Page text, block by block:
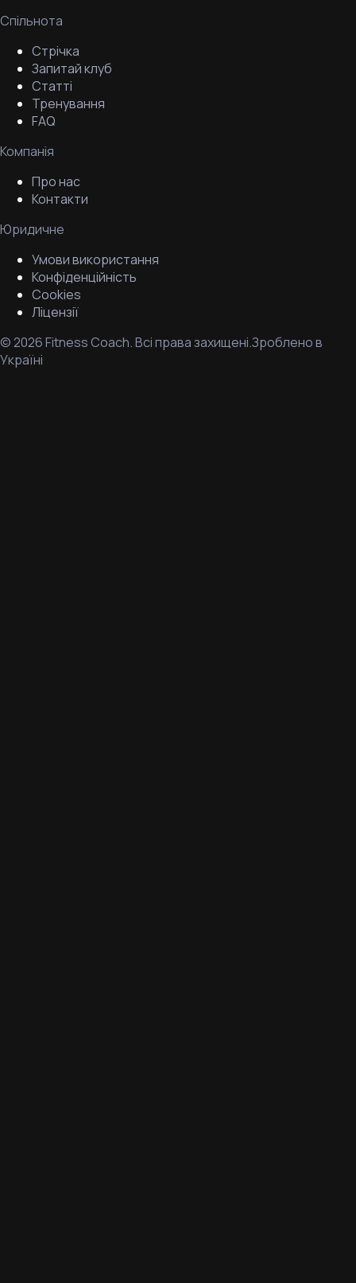
Спільнота
Стрічка
Запитай клуб
Статті
Тренування
FAQ
Компанія
Про нас
Контакти
Юридичне
Умови використання
Конфіденційність
Cookies
Ліцензії
©2026Fitness Coach.Всі права захищені.Зроблено в
Україні